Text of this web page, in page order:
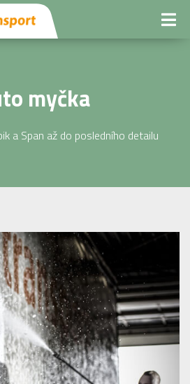
myčka
a Span až do posledního detailu